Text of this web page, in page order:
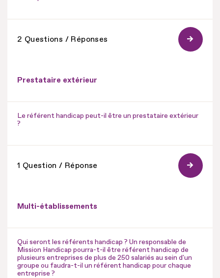
2 Questions / Réponses
Prestataire extérieur
Le référent handicap peut-il être un prestataire extérieur
?
1 Question / Réponse
Multi-établissements
Qui seront les référents handicap ? Un responsable de
Mission Handicap pourra-t-il être référent handicap de
plusieurs entreprises de plus de 250 salariés au sein d'un
groupe ou faudra-t-il un référent handicap pour chaque
entreprise ?